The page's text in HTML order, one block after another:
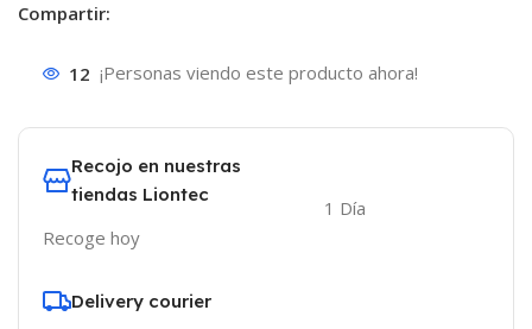
Compartir:
12 ¡Personas viendo este producto ahora!
Recojo en nuestras
tiendas Liontec
Recoge hoy
1 Día
Delivery courier